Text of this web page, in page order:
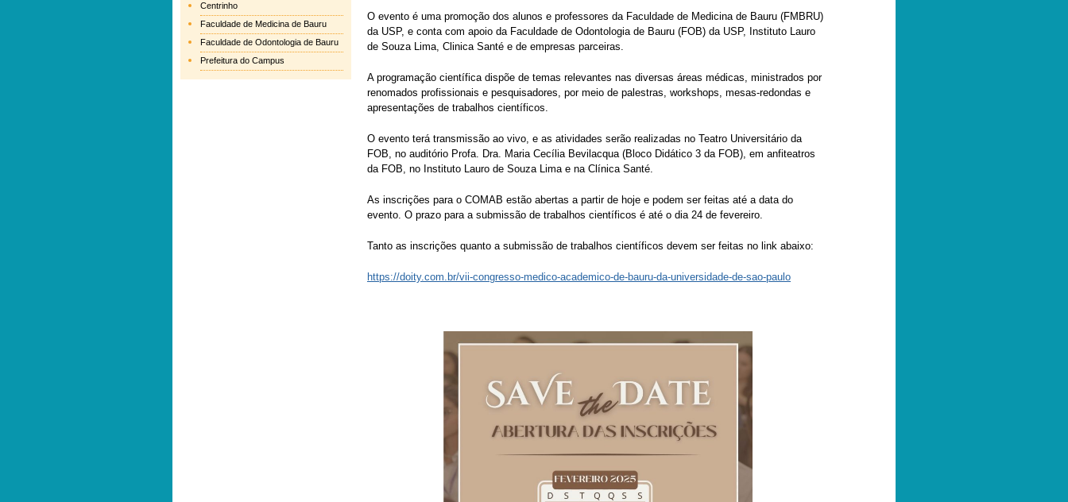
Centrinho
Faculdade de Medicina de Bauru
Faculdade de Odontologia de Bauru
Prefeitura do Campus
O evento é uma promoção dos alunos e professores da Faculdade de Medicina de Bauru (FMBRU)
da USP, e conta com apoio da Faculdade de Odontologia de Bauru (FOB) da USP, Instituto Lauro
de Souza Lima, Clinica Santé e de empresas parceiras.
A programação científica dispõe de temas relevantes nas diversas áreas médicas, ministrados por
renomados profissionais e pesquisadores, por meio de palestras, workshops, mesas-redondas e
apresentações de trabalhos científicos.
O evento terá transmissão ao vivo, e as atividades serão realizadas no Teatro Universitário da
FOB, no auditório Profa. Dra. Maria Cecília Bevilacqua (Bloco Didático 3 da FOB), em anfiteatros
da FOB, no Instituto Lauro de Souza Lima e na Clínica Santé.
As inscrições para o COMAB estão abertas a partir de hoje e podem ser feitas até a data do
evento. O prazo para a submissão de trabalhos científicos é até o dia 24 de fevereiro.
Tanto as inscrições quanto a submissão de trabalhos científicos devem ser feitas no link abaixo:
https://doity.com.br/vii-congresso-medico-academico-de-bauru-da-universidade-de-sao-paulo